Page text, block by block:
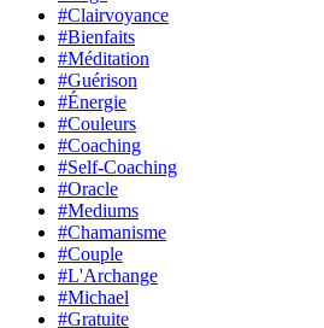
#Clairvoyance
#Bienfaits
#Méditation
#Guérison
#Énergie
#Couleurs
#Coaching
#Self-Coaching
#Oracle
#Mediums
#Chamanisme
#Couple
#L'Archange
#Michael
#Gratuite